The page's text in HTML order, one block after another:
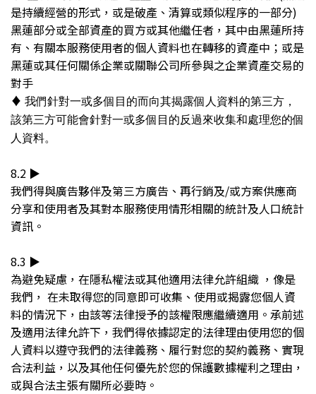
是持續經營的形式，或是破產、清算或類似程序的一部分)
黑蓮部分或全部資產的買方或其他繼任者，其中由黑蓮所持
有、有關本服務使用者的個人資料也在轉移的資產中；或是
黑蓮或其任何關係企業或關聯公司所參與之企業資產交易的
對手
♦︎ 我們針對一或多個目的而向其揭露個人資料的第三方，
該第三方可能會針對一或多個目的反過來收集和處理您的個
人資料。
8.2 ▶︎
我們得與廣告夥伴及第三方廣告、再行銷及/或方案供應商
分享和使用者及其對本服務使用情形相關的統計及人口統計
資訊。
8.3 ▶︎
為避免疑慮，在隱私權法或其他適用法律允許組織 ，像是
我們， 在未取得您的同意即可收集、使用或揭露您個人資
料的情況下，由該等法律授予的該權限應繼續適用。承前述
及適用法律允許下，我們得依據認定的法律理由使用您的個
人資料以遵守我們的法律義務、履行對您的契約義務、實現
合法利益，以及其他任何優先於您的保護數據權利之理由，
或與合法主張有關所必要時。